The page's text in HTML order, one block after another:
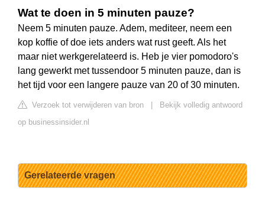
Wat te doen in 5 minuten pauze?
Neem 5 minuten pauze. Adem, mediteer, neem een
kop koffie of doe iets anders wat rust geeft. Als het
maar niet werkgerelateerd is. Heb je vier pomodoro's
lang gewerkt met tussendoor 5 minuten pauze, dan is
het tijd voor een langere pauze van 20 of 30 minuten.
Verzoek tot verwijderen van bron
Bekijk volledig antwoord
op businessinsider.nl
Gerelateerde vragen